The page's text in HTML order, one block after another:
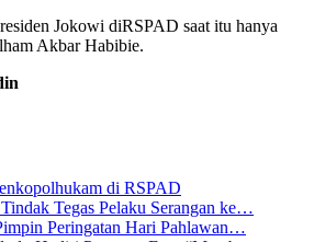
Jokowi diRSPAD saat itu hanya
Akbar Habibie.
di RSPAD
Tegas Pelaku Serangan ke…
Peringatan Hari Pahlawan…